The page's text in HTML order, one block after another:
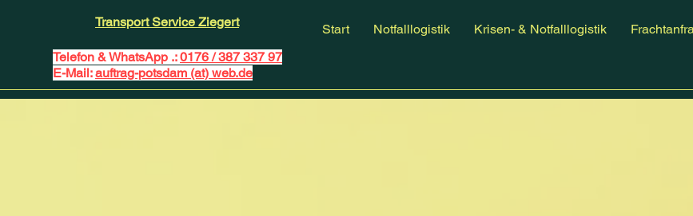
Transport Service Ziegert
Telefon & WhatsApp .:0176 / 387 337 97
E-Mail:auftrag-potsdam (at) web.de
Start Notfalllogistik Krisen- & Notfalllogistik